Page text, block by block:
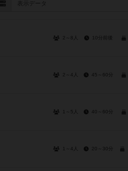
2～8人 10分前後
2～4人 45～60分
1～5人 40～60分
1～4人 20～30分